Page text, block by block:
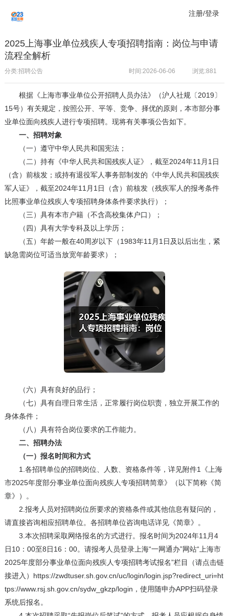
注册/登录
2025上海事业单位残疾人专项招聘指南：岗位与申请
流程全解析
分类:招聘公告 浏览:881
时间:2026-06-06
根据《上海市事业单位公开招聘人员办法》（沪人社规〔2019〕
15号）有关规定，按照公开、平等、竞争、择优的原则，本市部分事
业单位面向残疾人进行专项招聘。现将有关事项公告如下。
一、招聘对象
（一）遵守中华人民共和国宪法；
（二）持有《中华人民共和国残疾人证》，截至2024年11月1日
（含）前核发；或持有退役军人事务部制发的《中华人民共和国残疾
军人证》，截至2024年11月1日（含）前核发（残疾军人的报考条件
比照事业单位残疾人专项招聘身体条件要求执行）；
（三）具有本市户籍（不含高校集体户口）；
（四）具有大学专科及以上学历；
（五）年龄一般在40周岁以下（1983年11月1日及以后出生，紧
缺急需岗位可适当放宽年龄要求）；
（六）具有良好的品行；
（七）具有自理日常生活，正常履行岗位职责，独立开展工作的
身体条件；
（八）具有符合岗位要求的工作能力。
二、招聘办法
（一）报名时间和方式
1.各招聘单位的招聘岗位、人数、资格条件等，详见附件1《上海
市2025年度部分事业单位面向残疾人专项招聘简章》（以下简称《简
章》）。
2.报考人员对招聘岗位所要求的资格条件或其他信息有疑问的，
请直接咨询相应招聘单位。各招聘单位咨询电话详见《简章》。
3.本次招聘采取网络报名的方式进行。报名时间为2024年11月4
日10：00至8日16：00。请报考人员登录上海“一网通办”网站“上海市
2025年度部分事业单位面向残疾人专项招聘考试报名”栏目（请点击链
接进入）https://zwdtuser.sh.gov.cn/uc/login/login.jsp?redirect_uri=ht
tps://www.rsj.sh.gov.cn/sydw_gkzp/login，使用随申办APP扫码登录
系统后报名。